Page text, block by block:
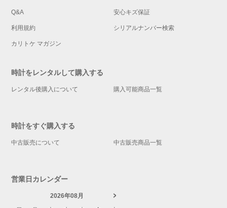
Q&A 安心キズ保証
利用規約 シリアルナンバー検索
カリトケ マガジン
時計をレンタルして購入する
レンタル後購入について 購入可能商品一覧
時計をすぐ購入する
中古販売について 中古販売商品一覧
営業日カレンダー
2026年08月